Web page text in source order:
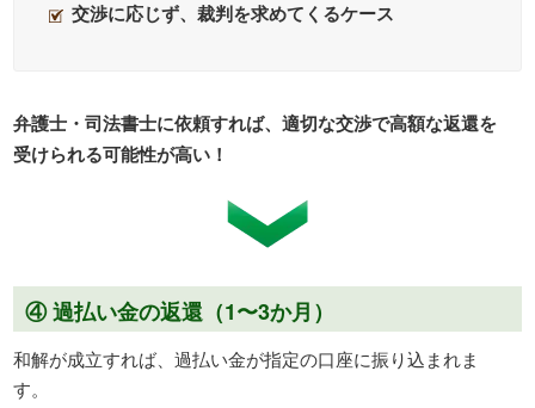
交渉に応じず、裁判を求めてくるケース
弁護士・司法書士に依頼すれば、適切な交渉で高額な返還を
受けられる可能性が高い！
④ 過払い金の返還（1〜3か月）
和解が成立すれば、過払い金が指定の口座に振り込まれま
す。